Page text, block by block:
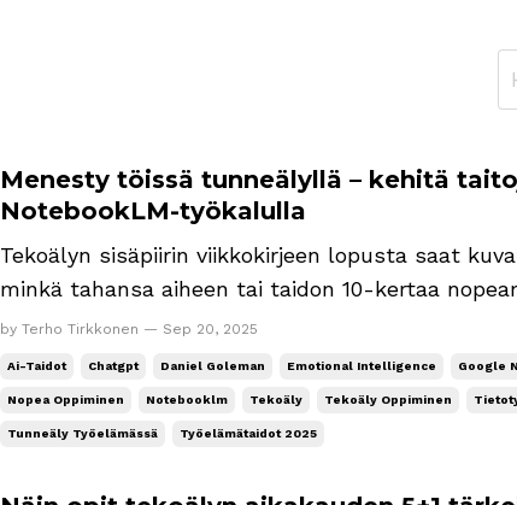
Menesty töissä tunneälyllä – kehitä
NotebookLM-työkalulla
Tekoälyn sisäpiirin viikkokirjeen lopusta saat
minkä tahansa aiheen tai taidon 10-kertaa
Googlen NotebookLM-työkalulla. Aluksi kerron
lopussa esimerkkinä, koska se on mielestäni
aikakauden tärkeimmästä...
by Terho Tirkkonen — Sep 20, 2025
Ai-Taidot Chatgpt Daniel Goleman Emotional Intelligence Google
Nopea Oppiminen Notebooklm Tekoäly Tekoäly Oppiminen
Tunneäly Työelämässä Työelämätaidot 2025